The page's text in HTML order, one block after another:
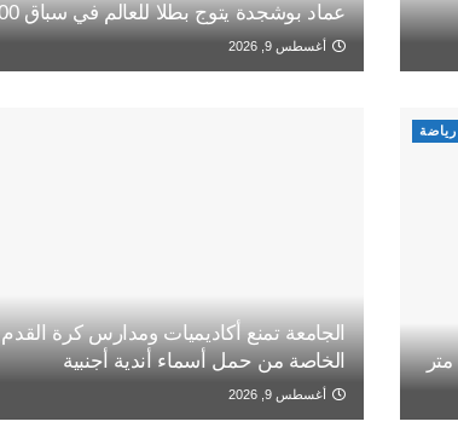
عماد بوشجدة يتوج بطلا للعالم في سباق 800 متر
أغسطس 9, 2026
رياضة
الجامعة تمنع أكاديميات ومدارس كرة القدم
الخاصة من حمل أسماء أندية أجنبية
أغسطس 9, 2026